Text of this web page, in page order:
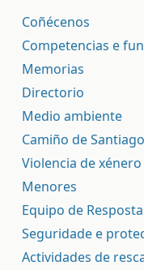
Coñécenos
Competencias e
Memorias
Directorio
Medio ambiente
Camiño de Santiago
Violencia de xénero
Menores
Equipo de
Seguridade e
Actividades de